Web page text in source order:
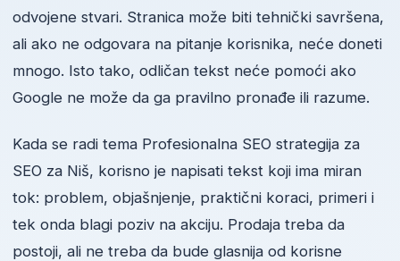
odvojene stvari. Stranica može biti tehnički savršena,
ali ako ne odgovara na pitanje korisnika, neće doneti
mnogo. Isto tako, odličan tekst neće pomoći ako
Google ne može da ga pravilno pronađe ili razume.
Kada se radi tema Profesionalna SEO strategija za
SEO za Niš, korisno je napisati tekst koji ima miran
tok: problem, objašnjenje, praktični koraci, primeri i
tek onda blagi poziv na akciju. Prodaja treba da
postoji, ali ne treba da bude glasnija od korisne